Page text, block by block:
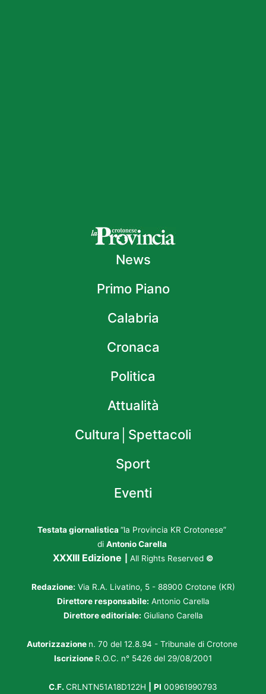
News
Primo Piano
Calabria
Cronaca
Politica
Attualità
Cultura│Spettacoli
Sport
Eventi
Testata giornalistica “la Provincia KR Crotonese”
di Antonio Carella
XXXIII Edizione All Rights Reserved ©
Redazione: Via R.A. Livatino, 5 - 88900 Crotone (KR)
Direttore responsabile: Antonio Carella
Direttore editoriale: Giuliano Carella
Autorizzazione n. 70 del 12.8.94 - Tribunale di Crotone
Iscrizione R.O.C. n° 5426 del 29/08/2001
C.F. CRLNTN51A18D122H PI 00961990793